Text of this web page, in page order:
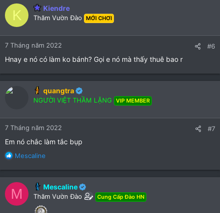
K Kiendre
Thăm Vườn Đào MỚI CHƠI
7 Tháng năm 2022 #6
Hnay e nó có làm ko bánh? Gọi e nó mà thấy thuê bao r
quangtra
NGƯỜI VIỆT THẦM LẶNG VIP MEMBER
7 Tháng năm 2022 #7
Em nó chắc làm tắc bụp
R
c
t
i
o
Mescaline
M Mescaline
Thăm Vườn Đào Cung Cấp Đào HN